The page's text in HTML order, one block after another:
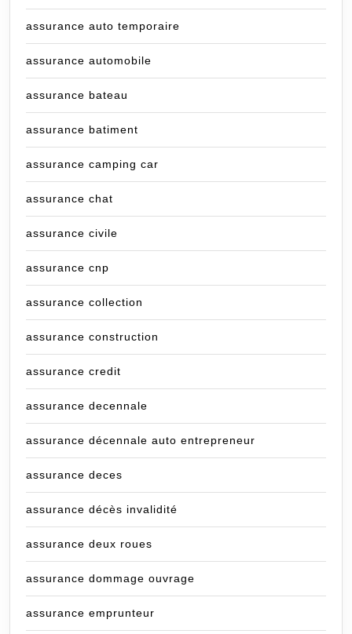
assurance auto temporaire
assurance automobile
assurance bateau
assurance batiment
assurance camping car
assurance chat
assurance civile
assurance cnp
assurance collection
assurance construction
assurance credit
assurance decennale
assurance décennale auto entrepreneur
assurance deces
assurance décès invalidité
assurance deux roues
assurance dommage ouvrage
assurance emprunteur